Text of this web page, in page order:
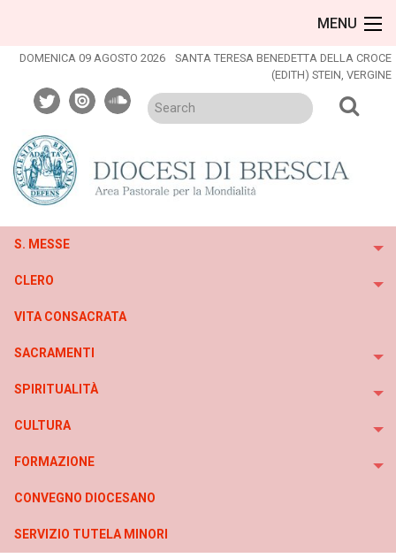
content
MENU
DOMENICA 09 AGOSTO 2026
SANTA TERESA BENEDETTA DELLA CROCE
(EDITH) STEIN, VERGINE
twitterissuusoundcloud
S. MESSE
CLERO
VITA CONSACRATA
SACRAMENTI
SPIRITUALITÀ
CULTURA
FORMAZIONE
CONVEGNO DIOCESANO
SERVIZIO TUTELA MINORI